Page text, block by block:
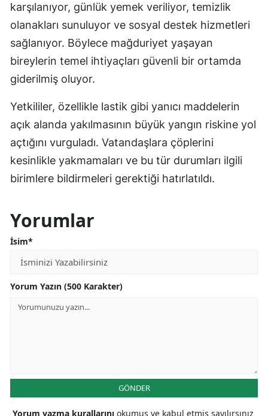
karşılanıyor, günlük yemek veriliyor, temizlik
olanakları sunuluyor ve sosyal destek hizmetleri
sağlanıyor. Böylece mağduriyet yaşayan
bireylerin temel ihtiyaçları güvenli bir ortamda
giderilmiş oluyor.
Yetkililer, özellikle lastik gibi yanıcı maddelerin
açık alanda yakılmasının büyük yangın riskine yol
açtığını vurguladı. Vatandaşlara çöplerini
kesinlikle yakmamaları ve bu tür durumları ilgili
birimlere bildirmeleri gerektiği hatırlatıldı.
Yorumlar
İsim*
Yorum Yazın (500 Karakter)
GÖNDER
Yorum yazma kurallarını okumuş ve kabul etmiş sayılırsınız